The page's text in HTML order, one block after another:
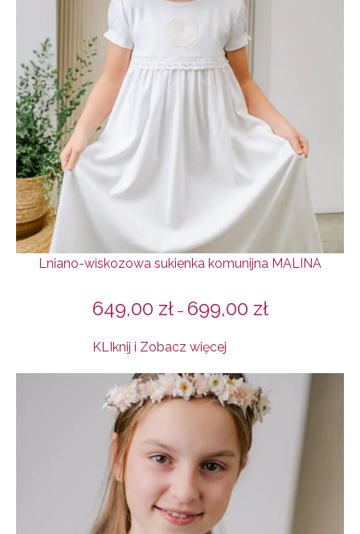
Lniano-wiskozowa sukienka komunijna MALINA
649,00 zł– 699,00 zł
KLIknij i Zobacz więcej